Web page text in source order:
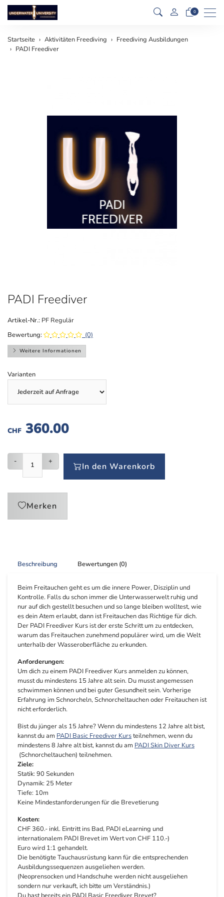
0
Startseite Aktivitäten Freediving
Freediving Ausbildungen
PADI Freediver
PADI Freediver
Artikel-Nr.: PF Regulär
Bewertung:
(0)
Weitere Informationen
Varianten
CHF 360.00
- + In den Warenkorb
Merken
Beschreibung Bewertungen (0)
Beim Freitauchen geht es um die innere Power, Disziplin und
Kontrolle. Falls du schon immer die Unterwasserwelt ruhig und
nur auf dich gestellt besuchen und so lange bleiben wolltest, wie
es dein Atem erlaubt, dann ist Freitauchen das Richtige für dich.
Der PADI Freediver Kurs ist der erste Schritt um zu entdecken,
warum das Freitauchen zunehmend populärer wird, um die Welt
unterhalb der Wasseroberfläche zu erkunden.
Anforderungen:
Um dich zu einem PADI Freediver Kurs anmelden zu können,
musst du mindestens 15 Jahre alt sein. Du musst angemessen
schwimmen können und bei guter Gesundheit sein. Vorherige
Erfahrung im Schnorcheln, Schnorcheltauchen oder Freitauchen ist
nicht erforderlich.
Bist du jünger als 15 Jahre? Wenn du mindestens 12 Jahre alt bist,
kannst du am PADI Basic Freediver Kursteilnehmen, wenn du
mindestens 8 Jahre alt bist, kannst du am PADI Skin Diver Kurs
(Schnorcheltauchen) teilnehmen.
Ziele:
Statik: 90 Sekunden
Dynamik: 25 Meter
Tiefe: 10m
Keine Mindestanforderungen für die Brevetierung
Kosten:
CHF 360.- inkl. Eintritt ins Bad, PADI eLearning und
internationalem PADI Brevet im Wert von CHF 110.-)
Euro wird 1:1 gehandelt.
Die benötigte Tauchausrüstung kann für die entsprechenden
Ausbildungssequenzen ausgeliehen werden.
(Neoprensocken und Handschuhe werden nicht ausgeliehen
sondern nur verkauft, ich bitte um Verständnis.)